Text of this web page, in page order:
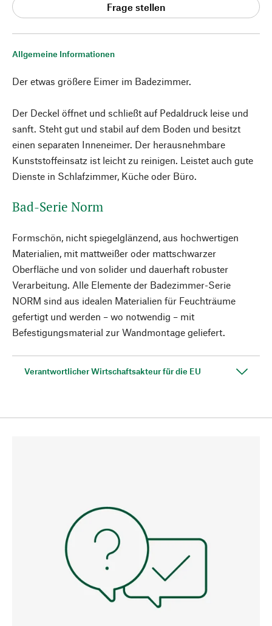
Allgemeine Informationen
Der etwas größere Eimer im Badezimmer.
Der Deckel öffnet und schließt auf Pedaldruck leise und
sanft. Steht gut und stabil auf dem Boden und besitzt
einen separaten Inneneimer. Der herausnehmbare
Kunststoffeinsatz ist leicht zu reinigen. Leistet auch gute
Dienste in Schlafzimmer, Küche oder Büro.
Bad-Serie Norm
Formschön, nicht spiegelglänzend, aus hochwertigen
Materialien, mit mattweißer oder mattschwarzer
Oberfläche und von solider und dauerhaft robuster
Verarbeitung. Alle Elemente der Badezimmer-Serie
NORM sind aus idealen Materialien für Feuchträume
gefertigt und werden – wo notwendig – mit
Befestigungsmaterial zur Wandmontage geliefert.
Verantwortlicher Wirtschaftsakteur für die EU
Frage stellen